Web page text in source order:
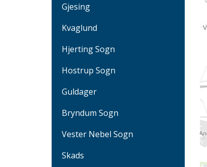
Gjesing
Kvaglund
Hjerting Sogn
Hostrup Sogn
Guldager
Bryndum Sogn
Vester Nebel Sogn
Skads